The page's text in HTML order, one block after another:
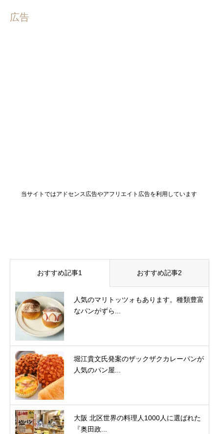
広告
当サイトではアドセンス広告やアフリエイト広告を利用しています
おすすめ記事1 おすすめ記事2
人気のマリトッツォもあります。種類豊富
なパンがずら...
堀江貴文氏発案のザックザクカレーパンが
人気のパン屋...
大阪 北区世界の料理人1000人に選ばれた
『奥田政...